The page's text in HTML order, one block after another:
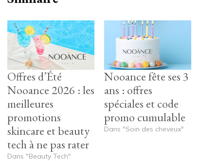
Offres d’Été
Nooance 2026 : les
meilleures
promotions
skincare et beauty
tech à ne pas rater
Dans "Beauty Tech"
Nooance fête ses 3
ans : offres
spéciales et code
promo cumulable
Dans "Soin des cheveux"